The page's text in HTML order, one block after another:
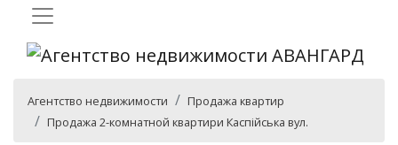
Агентство недвижимости
Продажа квартир
Продажа 2-комнатной квартири Каспійська вул.